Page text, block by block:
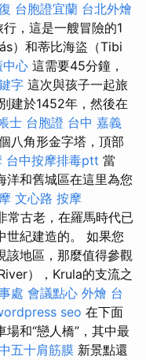
台胞證宜蘭 台北外燴
，這是一艘冒險的1
）和蒂比海盜（Tibi
中心 這需要45分鐘，
字 這次與孩子一起旅
建於1452年，然後在
士 台胞證 台中 嘉義
八角形金字塔，頂部
台中按摩排毒ptt 當
洋和舊城區在這里為您
文心路 按摩
常古老，在羅馬時代已
世紀建造的。 如果您
該地區，那麼值得參觀
），Krula的支流之
處 會議點心 外燴 台
seo 在下面
和“戀人橋”，其中最
五十肩筋膜 新景點還